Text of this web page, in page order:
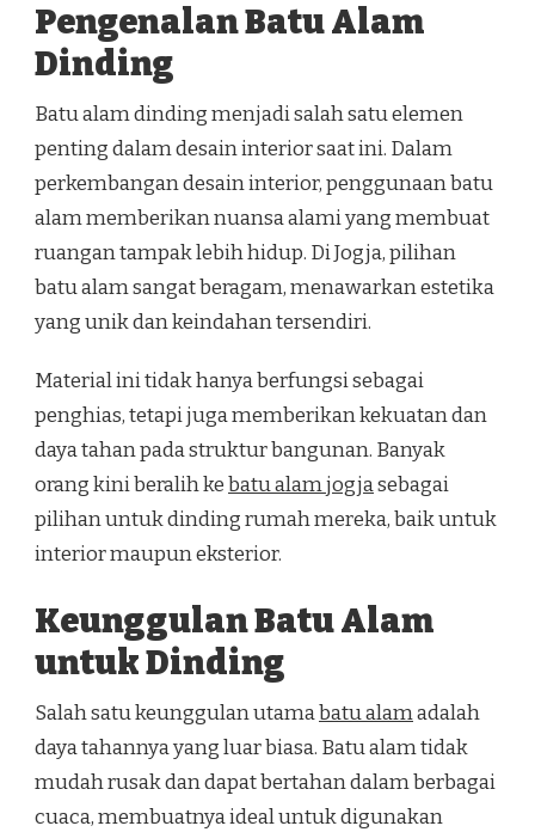
Pengenalan Batu Alam
Dinding
Batu alam dinding menjadi salah satu elemen
penting dalam desain interior saat ini. Dalam
perkembangan desain interior, penggunaan batu
alam memberikan nuansa alami yang membuat
ruangan tampak lebih hidup. Di Jogja, pilihan
batu alam sangat beragam, menawarkan estetika
yang unik dan keindahan tersendiri.
Material ini tidak hanya berfungsi sebagai
penghias, tetapi juga memberikan kekuatan dan
daya tahan pada struktur bangunan. Banyak
orang kini beralih kebatu alam jogjasebagai
pilihan untuk dinding rumah mereka, baik untuk
interior maupun eksterior.
Keunggulan Batu Alam
untuk Dinding
Salah satu keunggulan utamabatu alamadalah
daya tahannya yang luar biasa. Batu alam tidak
mudah rusak dan dapat bertahan dalam berbagai
cuaca, membuatnya ideal untuk digunakan